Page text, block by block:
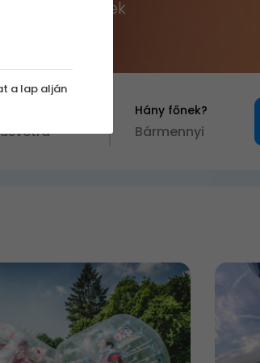
amelyek
Hány főnek?
Bármennyi
a lap alján